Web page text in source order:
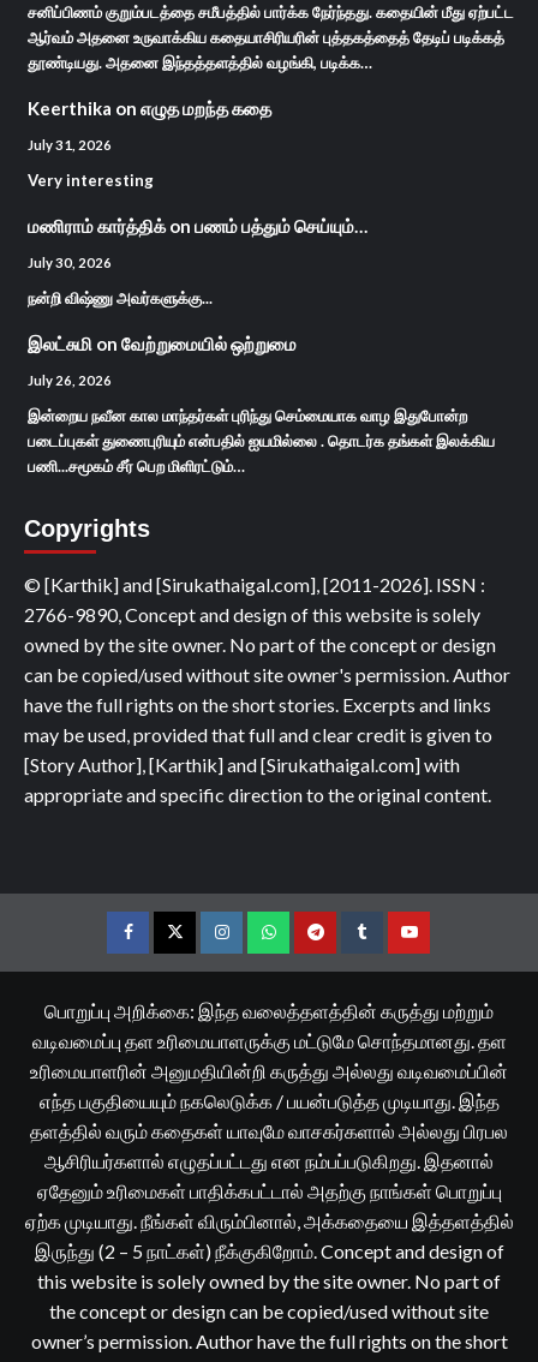
சனிப்பிணம் குறும்படத்தை சமீபத்தில் பார்க்க நேர்ந்தது. கதையின் மீது ஏற்பட்ட
ஆர்வம் அதனை உருவாக்கிய கதையாசிரியரின் புத்தகத்தைத் தேடிப் படிக்கத்
தூண்டியது. அதனை இந்தத்தளத்தில் வழங்கி, படிக்க…
Keerthika on எழுத மறந்த கதை
July 31, 2026
Very interesting
மணிராம் கார்த்திக்on பணம் பத்தும் செய்யும்…
July 30, 2026
நன்றி விஷ்ணு அவர்களுக்கு...
இலட்சுமி on வேற்றுமையில் ஒற்றுமை
July 26, 2026
இன்றைய நவீன கால மாந்தர்கள் புரிந்து செம்மையாக வாழ இதுபோன்ற
படைப்புகள் துணைபுரியும் என்பதில் ஐயமில்லை . தொடர்க தங்கள் இலக்கிய
பணி...சமூகம் சீர் பெற மிளிரட்டும்…
Copyrights
© [Karthik] and [Sirukathaigal.com], [2011-2026]. ISSN :
2766-9890, Concept and design of this website is solely
owned by the site owner. No part of the concept or design
can be copied/used without site owner's permission. Author
have the full rights on the short stories. Excerpts and links
may be used, provided that full and clear credit is given to
[Story Author], [Karthik] and [Sirukathaigal.com] with
appropriate and specific direction to the original content.
FacebookTwitterInstagramWhatsappTelegramTumblrYouTube
பொறுப்பு அறிக்கை: இந்த வலைத்தளத்தின் கருத்து மற்றும்
வடிவமைப்பு தள உரிமையாளருக்கு மட்டுமே சொந்தமானது. தள
உரிமையாளரின் அனுமதியின்றி கருத்து அல்லது வடிவமைப்பின்
எந்த பகுதியையும் நகலெடுக்க / பயன்படுத்த முடியாது. இந்த
தளத்தில் வரும் கதைகள் யாவுமே வாசகர்களால் அல்லது பிரபல
ஆசிரியர்களால் எழுதப்பட்டது என நம்பப்படுகிறது. இதனால்
ஏதேனும் உரிமைகள் பாதிக்கபட்டால் அதற்கு நாங்கள் பொறுப்பு
ஏற்க முடியாது. நீங்கள் விரும்பினால், அக்கதையை இத்தளத்தில்
இருந்து (2 – 5 நாட்கள்) நீக்குகிறோம். Concept and design of
this website is solely owned by the site owner. No part of
the concept or design can be copied/used without site
owner’s permission. Author have the full rights on the short